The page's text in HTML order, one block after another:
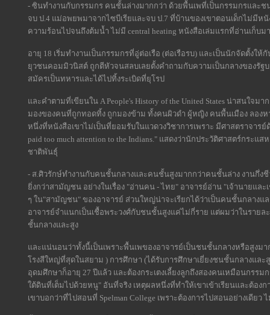
- ซินทำงานกับกรรมกร คนชั้นล่างมากกว่า ด้วยพื้นเพที่เป็นกรรมกรและ
จบ ป.4 แม่อพยพมาจากไซบีเรียและจบ ป.7 ที่บ้านของเขาตอนเด็กไม่มีห
ความร้อนไปจนถึงต้มน้ำ ไม่มี central heating หนังสือเล่มแรกที่อ่านเก็บม
อายุ 18 เริ่มทำงานเป็นกรรมกรที่อู่ต่อเรือ (ต่อเรือรบ) และเป็นนักจัดตั้งใ
ยุวชนคอมมิวนิสต์ ถูกตีหัวจนสลบเลยตั้งคำถามกับความเป็นกลางของรัฐบ
สมัครเป็นทหารและได้ไปทิ้งระเบิดที่ยุโรป
และคำตามที่เขียนใน A People's History of the United States น่าสนใจ
มองของคนที่ถูกทอดทิ้ง ถูกมองข้าม ทั้งคนผิวดำ ผู้หญิง คนพื้นเมือง ลอง
หนึ่งที่หนังสือเขาไม่เป็นที่ยอมรับในแวดวงวิชาการเพราะ มีศาสตราจา
paid too much attention to the Indians." แสดงว่านักประวัติศาสตร์กร
ชาติพันธุ์
- ส.ศิวรักษ์ทำงานกับคนชั้นกลางและคนชั้นสูงมากกว่าคนชั้นล่าง งานกึ่ง
ยิ่งกว่าสามัญชน อย่างในเรื่อง "อ่านคน - ไทย" อาจารย์อ่าน "เจ้านายแล
ๆ ใน"สามัญชน" ของอาจารย์ ส่วนใหญ่น่าจะเรียกได้ว่าเป็นคนชั้นกลางแล
อาจารย์จำแนกเป็นเชื้อพระวงศ์กับชนชั้นสูงแค่ไม่กี่ราย แต่ผมว่าในราย
ชั้นกลางและสูง
และแน่นอนว่าทั้งนี้เป็นเพราะพื้นเพของอาจารย์เป็นชนชั้นกลางหรือสูงม
โรงสีใหญ่ที่สุดในสยาม ) การศึกษา (ได้รับการศึกษาเยี่ยงชนชั้นกลางแล
อุดมศึกษาก็อายุ 27 ปีแล้ว และต้องกระเตงเลี้ยงลูกถึงสองคนเหมือนกร
ใต้ดินที่เต็มไปด้วยหนู" อันที่จริง เหตุผลหนึ่งที่ทำให้เขาเข้าเรียนและต้องก
เขาบอกว่าที่ไปสอนที่ Spelman College เพราะต้องการไปสอนอย่างเดียว